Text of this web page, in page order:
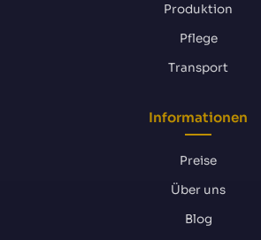
Produktion
Pflege
Transport
Informationen
Preise
Über uns
Blog